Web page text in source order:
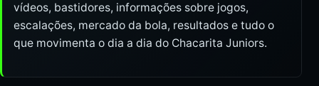
vídeos, bastidores, informações sobre jogos,
escalações, mercado da bola, resultados e tudo o
que movimenta o dia a dia do Chacarita Juniors.